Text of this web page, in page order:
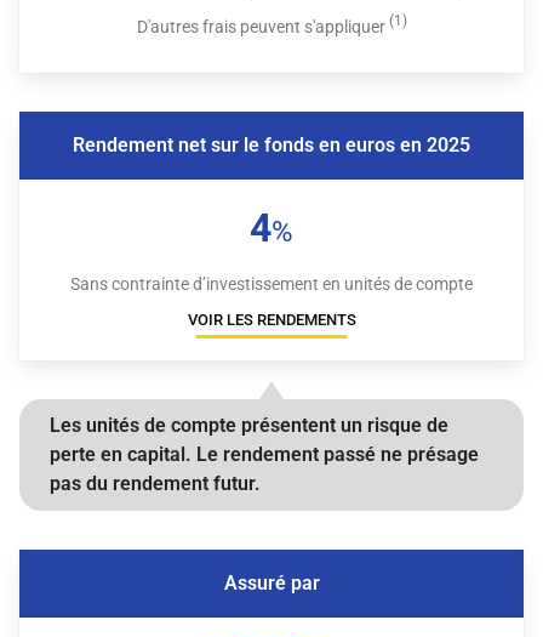
D'autres frais peuvent s'appliquer (1)
Rendement net sur le fonds en euros en 2025
4%
Sans contrainte d’investissement en unités de compte
VOIR LES RENDEMENTS
Les unités de compte présentent un risque de
perte en capital. Le rendement passé ne présage
pas du rendement futur.
Assuré par